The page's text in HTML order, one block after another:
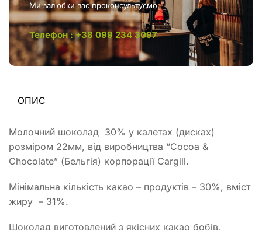
Ми залюбки вас проконсультуємо.
Телефон : +38 099 234 3097
ОПИС
Молочний шоколад 30% у калетах (дисках)
розміром 22мм, від виробництва “Cocoa &
Chocolate” (Бельгія) корпорації Cargill.
Мінімальна кількість какао – продуктів – 30%, вміст
жиру – 31%.
Шоколад виготовлений з якісних какао бобів,